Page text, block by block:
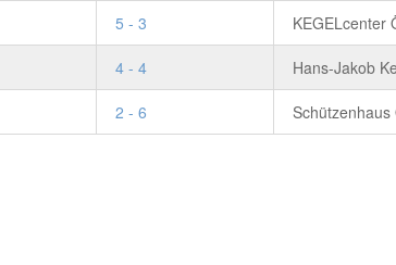
5 - 3 KEGELcenter
4 - 4 Hans-Jakob
2 - 6 Schützenhaus